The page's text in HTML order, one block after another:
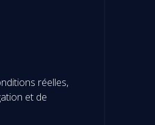
réelles,
et de